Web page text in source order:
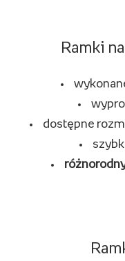
Ramki
dostępne